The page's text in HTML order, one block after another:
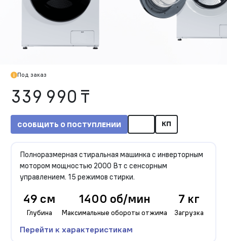
Под заказ
339 990 ₸
СООБЩИТЬ О ПОСТУПЛЕНИИ КП
Полноразмерная стиральная машинка с инверторным
мотором мощностью 2000 Вт с сенсорным
управлением. 15 режимов стирки.
49 см
Глубина
1400 об/мин
Максимальные обороты отжима
7 кг
Загрузка
Перейти к характеристикам